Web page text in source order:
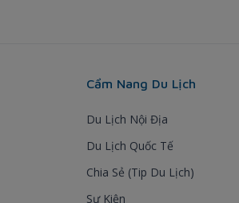
Cẩm Nang Du Lịch
Du Lịch Nội Địa
Du Lịch Quốc Tế
Chia Sẻ (Tip Du Lịch)
Sự Kiện